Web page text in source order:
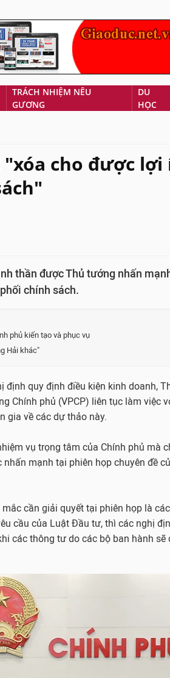
TRÁCH NHIỆM NÊU
GƯƠNG
DU
HỌC
cho được lợi
thần được Thủ tướng nhấn
chính sách.
phủ kiến tạo và phục vụ
Hải khác"
định quy định điều kiện kinh doanh,
Chính phủ (VPCP) liên tục làm việc
gia về các dự thảo này.
vụ trọng tâm của Chính phủ mà
mạnh tại phiên họp chuyên đề
cần giải quyết tại phiên họp là
cầu của Luật Đầu tư, thì các nghị
các thông tư do các bộ ban hành sẽ